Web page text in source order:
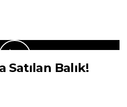
Satılan Balık!